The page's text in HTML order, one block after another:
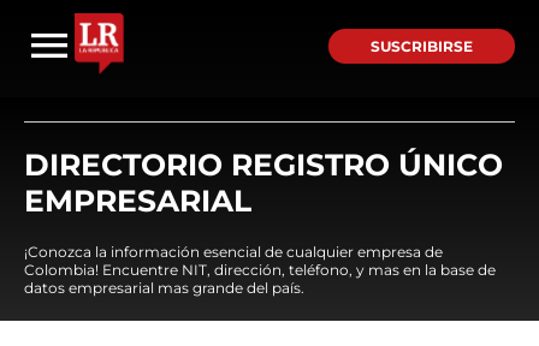
SUSCRIBIRSE
DIRECTORIO REGISTRO ÚNICO
EMPRESARIAL
¡Conozca la información esencial de cualquier empresa de
Colombia! Encuentre NIT, dirección, teléfono, y mas en la base de
datos empresarial mas grande del país.